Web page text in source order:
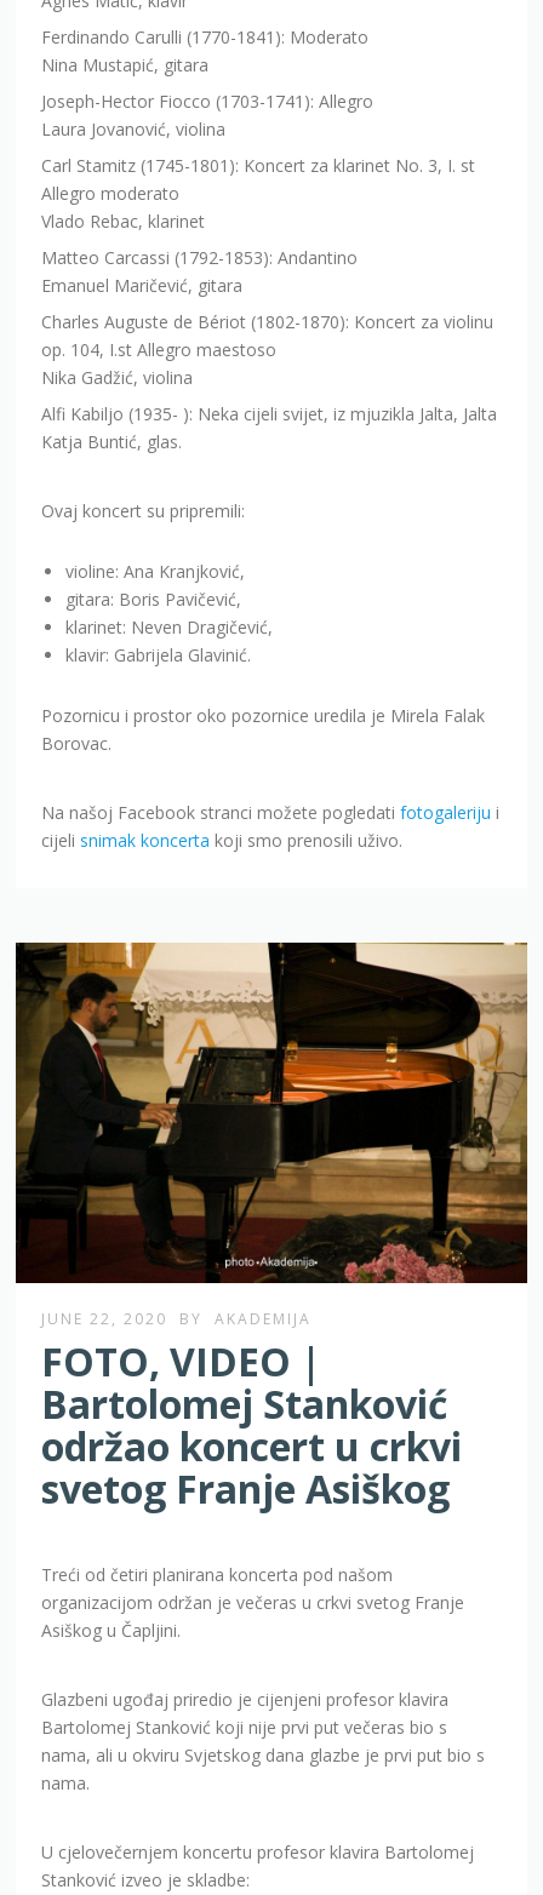
Ferdinando Carulli (1770-1841): Moderato
Nina Mustapić, gitara
Joseph-Hector Fiocco (1703-1741): Allegro
Laura Jovanović, violina
Carl Stamitz (1745-1801): Koncert za klarinet No. 3, I. st
Allegro moderato
Vlado Rebac, klarinet
Matteo Carcassi (1792-1853): Andantino
Emanuel Maričević, gitara
Charles Auguste de Bériot (1802-1870): Koncert za violinu
op. 104, I.st Allegro maestoso
Nika Gadžić, violina
Alfi Kabiljo (1935- ): Neka cijeli svijet, iz mjuzikla Jalta, Jalta
Katja Buntić, glas.
Ovaj koncert su pripremili:
violine: Ana Kranjković,
gitara: Boris Pavičević,
klarinet: Neven Dragičević,
klavir: Gabrijela Glavinić.
Pozornicu i prostor oko pozornice uredila je Mirela Falak
Borovac.
Na našoj Facebook stranci možete pogledatifotogaleriju i
cijeli snimak koncerta koji smo prenosili uživo.
JUNE 22, 2020 BY AKADEMIJA
FOTO, VIDEO |
Bartolomej Stanković
održao koncert u crkvi
svetog Franje Asiškog
Treći od četiri planirana koncerta pod našom
organizacijom održan je večeras u crkvi svetog Franje
Asiškog u Čapljini.
Glazbeni ugođaj priredio je cijenjeni profesor klavira
Bartolomej Stanković koji nije prvi put večeras bio s
nama, ali u okviru Svjetskog dana glazbe je prvi put bio s
nama.
U cjelovečernjem koncertu profesor klavira Bartolomej
Stanković izveo je skladbe: